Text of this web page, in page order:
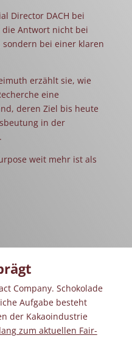
Director DACH bei
die Antwort nicht bei
bei einer klaren
erzählt sie, wie
eine
deren Ziel bis heute
in der
weit mehr ist als
Company. Schokolade
Aufgabe besteht
der Kakaoindustrie
zum aktuellen Fair-